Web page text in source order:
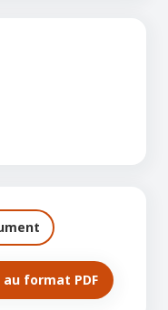
format PDF